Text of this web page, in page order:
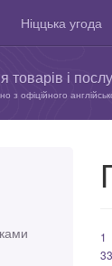
Ніццька угода
і
з офіційного
1
33